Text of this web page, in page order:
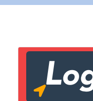
Lien vers
Copier lien